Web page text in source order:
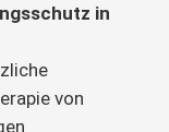
in
von